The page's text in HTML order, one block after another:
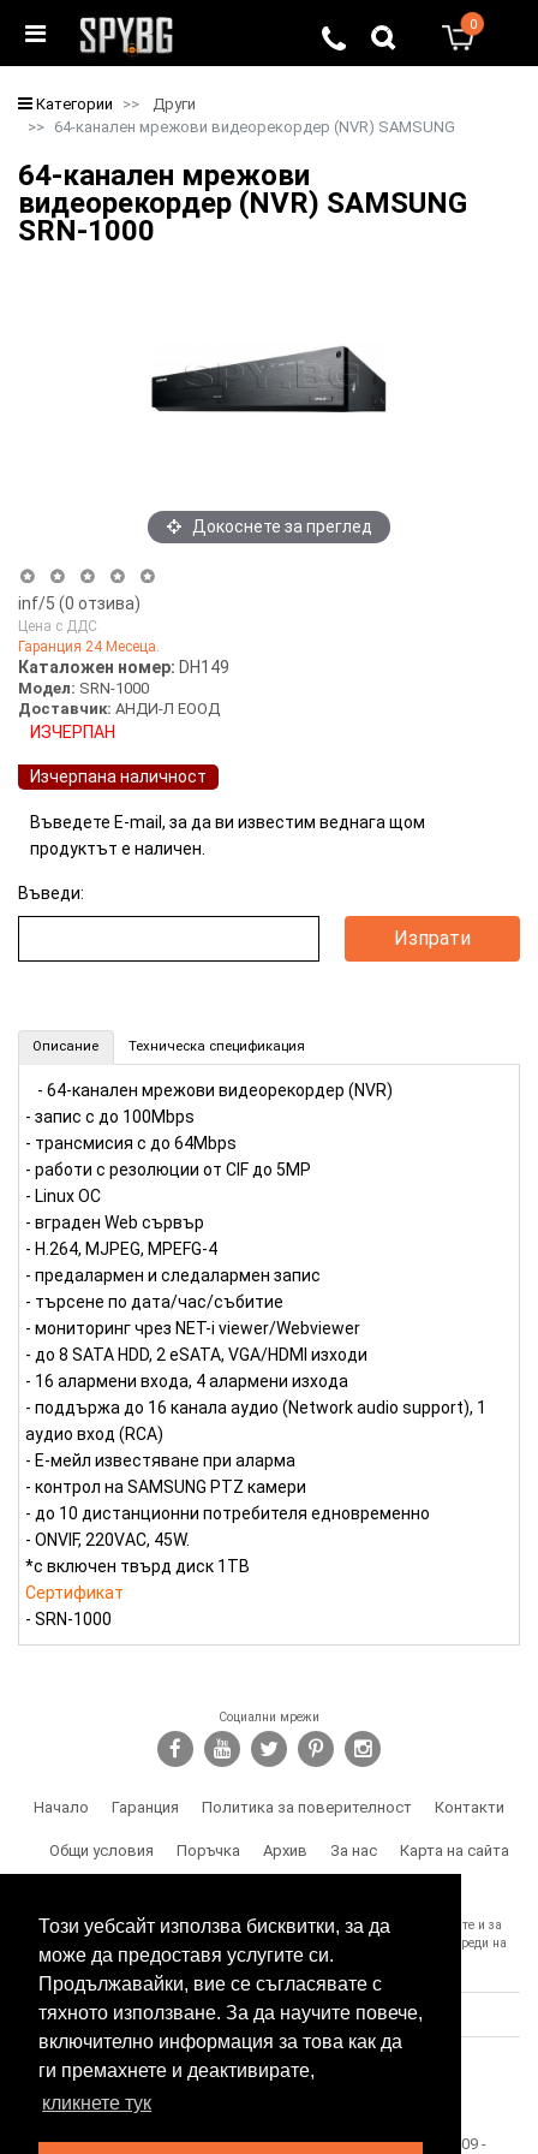
Този уебсайт използва бисквитки, за да
може да предоставя услугите си.
Продължавайки, вие се съгласявате с
тяхното използване. За да научите повече,
включително информация за това как да
ги премахнете и деактивирате,
кликнете тук
0
Категории
Други
64-канален мрежови видeoрекордер (NVR) SAMSUNG
64-канален мрежови
видeoрекордер (NVR) SAMSUNG
SRN-1000
Докоснете за преглед
inf/5 (0 отзива)
Цена с ДДС
Гаранция 24 Месеца.
Каталожен номер: DH149
Модел: SRN-1000
Доставчик: АНДИ-Л ЕООД
ИЗЧЕРПАН
Изчерпана наличност
Въведете E-mail, за да ви известим веднага щом
продуктът е наличен.
Въведи:
Описание Техническа спецификация
- 64-канален мрежови видeoрекордер (NVR)
- запис с до 100Mbps
- трансмисия с до 64Mbps
- работи с резолюции от CIF до 5MP
- Linux ОС
- вграден Web сървър
- H.264, MJPEG, MPEFG-4
- предалармен и следалармен запис
- търсене по дата/час/събитие
- мониторинг чрез NET-i viewer/Webviewer
- до 8 SATA HDD, 2 eSATA, VGA/HDMI изходи
- 16 алармени входа, 4 алармени изхода
- поддържа до 16 канала аудио (Network audio support), 1
аудио вход (RCA)
- Е-мейл известяване при аларма
- контрол на SAMSUNG PTZ камери
- до 10 дистанционни потребителя едновременно
- ONVIF, 220VАC, 45W.
*с включен твърд диск 1TB
Сертификат
- SRN-1000
Социални мрежи
Начало Гаранция Политика за поверителност Контакти
Общи условия Поръчка Архив За нас Карта на сайта
SPY.BG Ви напомня, че носите отговорност за използването на продуктите и за
спазване на законите, както и за злоумишлени и незаконни действия, вреди на
трети лица и др.
Този сайт е собственост на БЕСТТЕХ ООД Copyright 2009 -